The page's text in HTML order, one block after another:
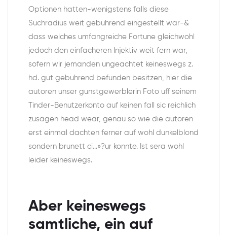
Optionen hatten-wenigstens falls diese
Suchradius weit gebuhrend eingestellt war-&
dass welches umfangreiche Fortune gleichwohl
jedoch den einfacheren Injektiv weit fern war,
sofern wir jemanden ungeachtet keineswegs z.
hd. gut gebuhrend befunden besitzen, hier die
autoren unser gunstgewerblerin Foto uff seinem
Tinder-Benutzerkonto auf keinen fall sic reichlich
zusagen head wear, genau so wie die autoren
erst einmal dachten ferner auf wohl dunkelblond
sondern brunett ci…»?ur konnte. Ist sera wohl
leider keineswegs.
Aber keineswegs
samtliche, ein auf